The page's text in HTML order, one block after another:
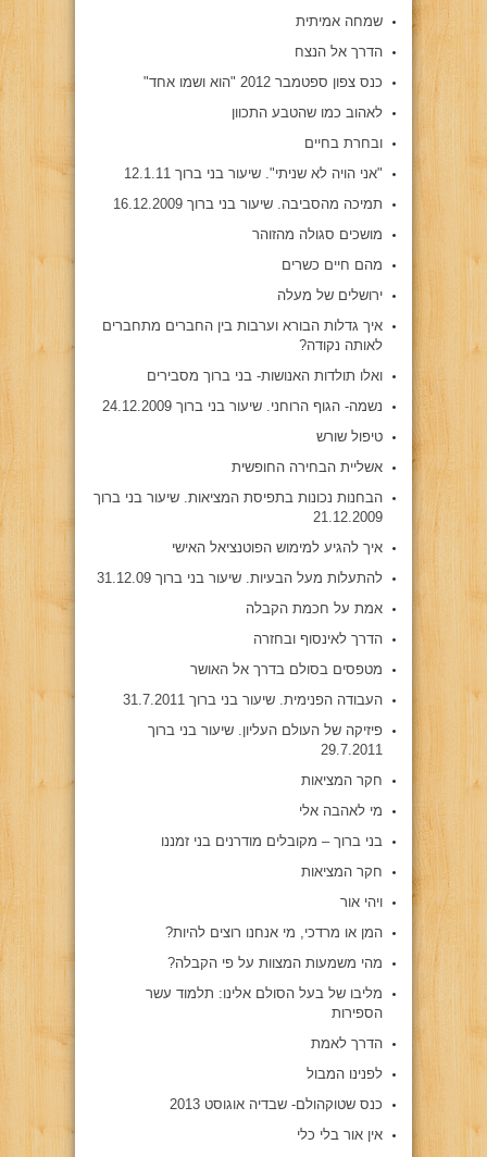
שמחה אמיתית
הדרך אל הנצח
כנס צפון ספטמבר 2012 "הוא ושמו אחד"
לאהוב כמו שהטבע התכוון
ובחרת בחיים
"אני הויה לא שניתי". שיעור בני ברוך 12.1.11
תמיכה מהסביבה. שיעור בני ברוך 16.12.2009
מושכים סגולה מהזוהר
מהם חיים כשרים
ירושלים של מעלה
איך גדלות הבורא וערבות בין החברים מתחברים
לאותה נקודה?
ואלו תולדות האנושות- בני ברוך מסבירים
נשמה- הגוף הרוחני. שיעור בני ברוך 24.12.2009
טיפול שורש
אשליית הבחירה החופשית
הבחנות נכונות בתפיסת המציאות. שיעור בני ברוך
21.12.2009
איך להגיע למימוש הפוטנציאל האישי
להתעלות מעל הבעיות. שיעור בני ברוך 31.12.09
אמת על חכמת הקבלה
הדרך לאינסוף ובחזרה
מטפסים בסולם בדרך אל האושר
העבודה הפנימית. שיעור בני ברוך 31.7.2011
פיזיקה של העולם העליון. שיעור בני ברוך
29.7.2011
חקר המציאות
מי לאהבה אלי
בני ברוך – מקובלים מודרנים בני זמננו
חקר המציאות
ויהי אור
המן או מרדכי, מי אנחנו רוצים להיות?
מהי משמעות המצוות על פי הקבלה?
מליבו של בעל הסולם אלינו: תלמוד עשר
הספירות
הדרך לאמת
לפנינו המבול
כנס שטוקהולם- שבדיה אוגוסט 2013
אין אור בלי כלי